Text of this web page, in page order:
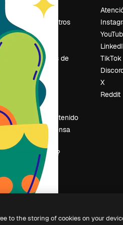
Precios
Sobre nosotros
Reviews
Empleo
Tendencias de
búsqueda
Blog
Eventos
Slidesgo
Vender contenido
Sala de prensa
¿Buscas
magnific.ai?
TikTok
X
Reddit
to the storing of cookies on your